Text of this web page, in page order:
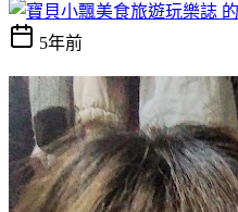
5年前